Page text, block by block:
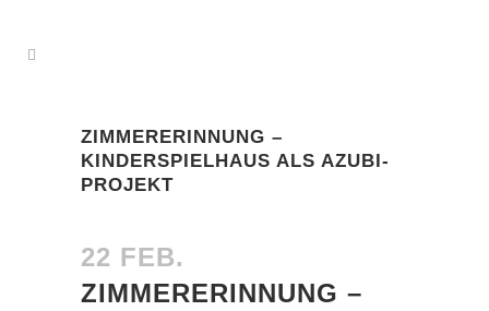
ZIMMERERINNUNG –
KINDERSPIELHAUS ALS AZUBI-
PROJEKT
22 FEB.
ZIMMERERINNUNG –